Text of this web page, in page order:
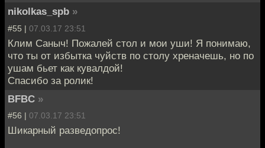
nikolkas_spb »
#55 | 07.03.17 23:51
Клим Саныч! Пожалей стол и мои уши! Я понимаю,
что ты от избытка чуйств по столу хреначешь, но по
ушам бьет как кувалдой!
Спасибо за ролик!
BFBC »
#56 | 07.03.17 23:51
Шикарный разведопрос!